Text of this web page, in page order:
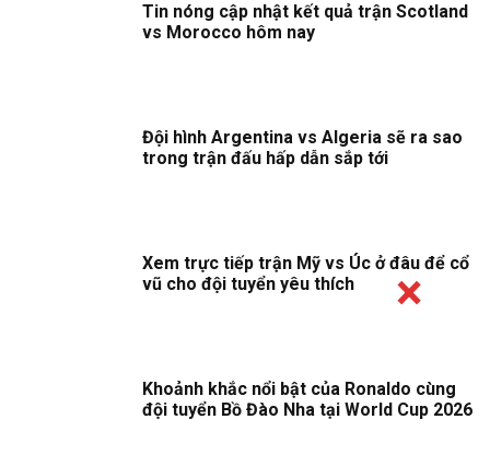
Tin nóng cập nhật kết quả trận Scotland
vs Morocco hôm nay
Đội hình Argentina vs Algeria sẽ ra sao
trong trận đấu hấp dẫn sắp tới
Xem trực tiếp trận Mỹ vs Úc ở đâu để cổ
vũ cho đội tuyển yêu thích
Khoảnh khắc nổi bật của Ronaldo cùng
đội tuyển Bồ Đào Nha tại World Cup 2026